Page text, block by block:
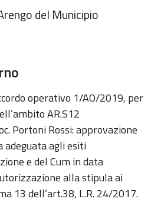
del Municipio
operativo 1/AO/2019, per
AR.S12
Portoni Rossi: approvazione
adeguata agli esiti
e del Cum in data
alla stipula ai
13 dell’art.38, L.R. 24/2017.